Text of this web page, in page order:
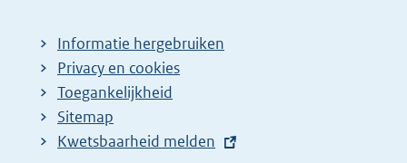
Informatie hergebruiken
Privacy en cookies
Toegankelijkheid
Sitemap
E
Kwetsbaarheid melden